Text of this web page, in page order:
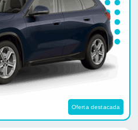
Oferta destacada